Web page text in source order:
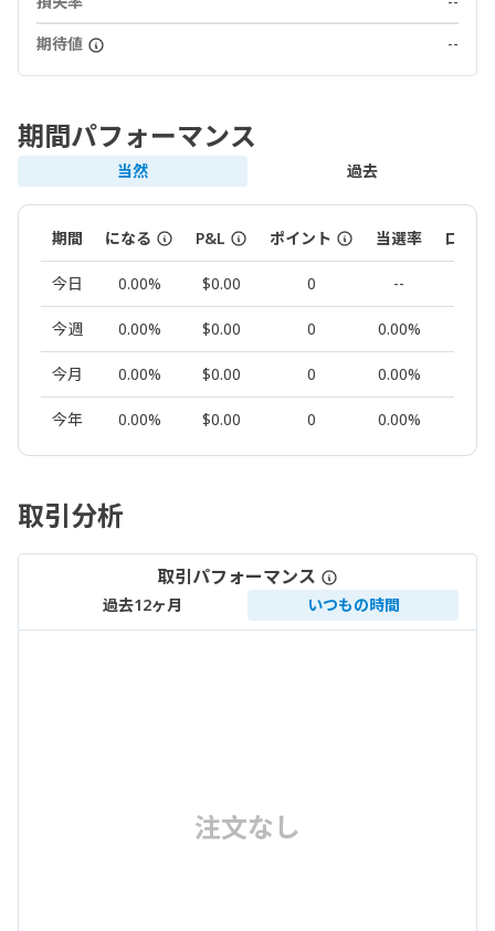
期待値
--
期間パフォーマンス
当然 過去
期間 になる P&L ポイント 当選率 ロット
今日 0.00% $0.00 0 --
今週 0.00% $0.00 0 0.00%
今月 0.00% $0.00 0 0.00%
今年 0.00% $0.00 0 0.00%
取引分析
取引パフォーマンス
過去12ヶ月 いつもの時間
注文なし